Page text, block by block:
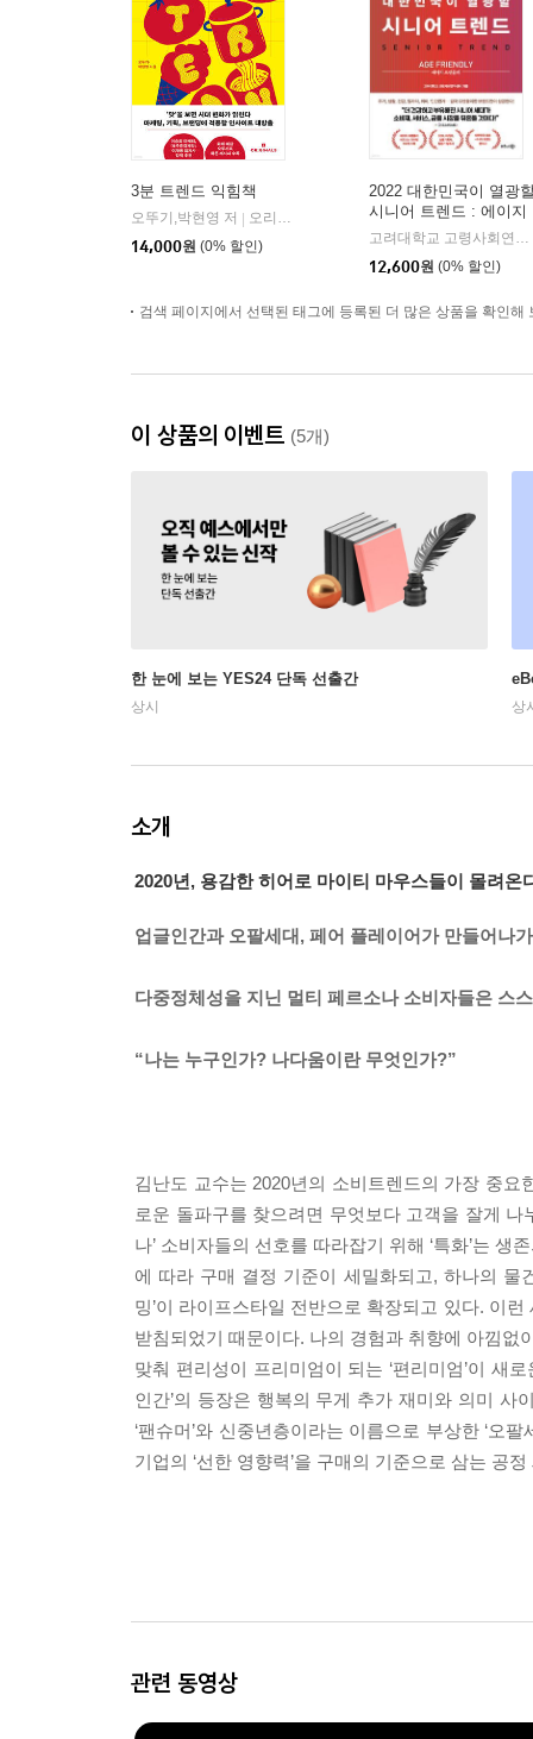
3분 트렌드 익힘책
오뚜기,박현영 저 | 오리지널스
14,000원 (0% 할인)
2022 대한민국이 열광
시니어 트렌드 : 에이지
프렌들리(Age Friendly)
12,600원 (0% 할인)
검색 페이지에서 선택된 태그에 등록된 더 많은 상품을 확인해
이 상품의 이벤트 (5개)
한 눈에 보는 YES24 단독 선출간
상시 상
소개
2020년, 용감한 히어로 마이티 마우스들이 몰려온
업글인간과 오팔세대, 페어 플레이어가 만들어나
다중정체성을 지닌 멀티 페르소나 소비자들은 스
“나는 누구인가? 나다움이란 무엇인가?”
김난도 교수는 2020년의 소비트렌드의 가장 중요
로운 돌파구를 찾으려면 무엇보다 고객을 잘게
나’ 소비자들의 선호를 따라잡기 위해 ‘특화’는
에 따라 구매 결정 기준이 세밀화되고, 하나의 물
밍’이 라이프스타일 전반으로 확장되고 있다. 이
받침되었기 때문이다. 나의 경험과 취향에 아낌없
맞춰 편리성이 프리미엄이 되는 ‘편리미엄’이 새
인간’의 등장은 행복의 무게 추가 재미와 의미
‘팬슈머’와 신중년층이라는 이름으로 부상한 ‘오
기업의 ‘선한 영향력’을 구매의 기준으로 삼는 공
관련 동영상